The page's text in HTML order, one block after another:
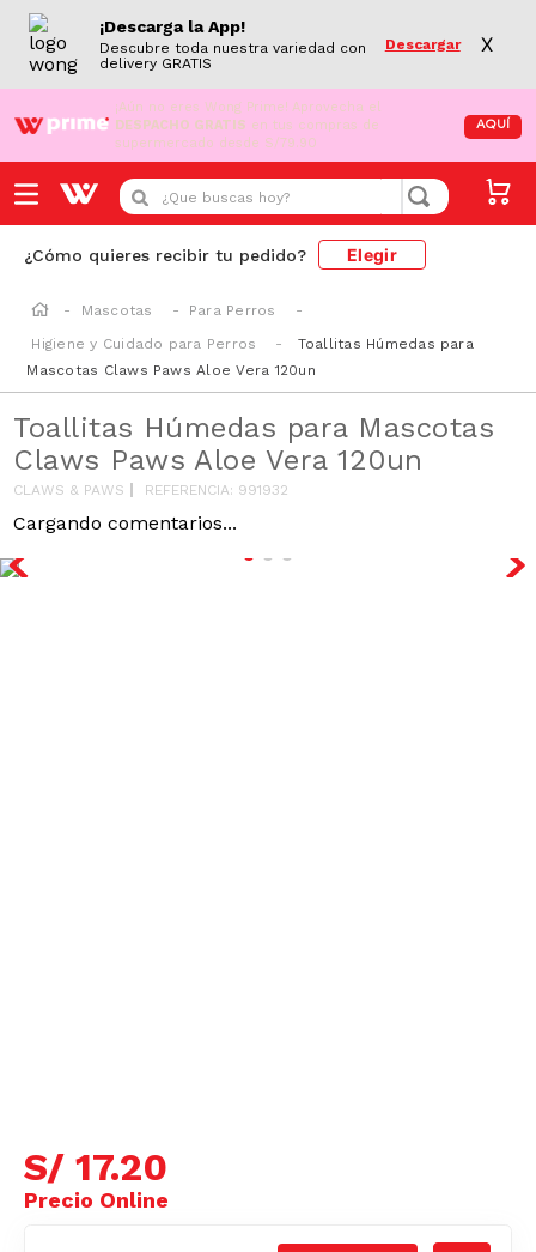
¡Descarga la App!
Descubre toda nuestra variedad con
delivery GRATIS
Descargar X
¡Aún no eres Wong Prime! Aprovecha el
DESPACHO GRATIS en tus compras de
supermercado desde S/79.90
AQUÍ
¿Que buscas hoy?
¿Cómo quieres recibir tu pedido? Elegir
Mascotas
Para Perros
Higiene y Cuidado para Perros
Toallitas Húmedas para
Mascotas Claws Paws Aloe Vera 120un
Toallitas Húmedas para Mascotas
Claws Paws Aloe Vera 120un
CLAWS & PAWS REFERENCIA: 991932
Cargando comentarios...
S/ 17.20